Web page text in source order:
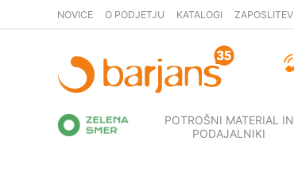
NOVICE O PODJETJU KATALOGI ZAPOSLITEV
POTROŠNI MATERIAL IN
PODAJALNIKI